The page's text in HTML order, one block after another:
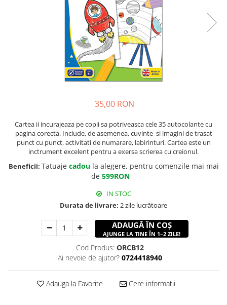
35,00 RON
Cartea ii incurajeaza pe copii sa potriveasca cele 35 autocolante cu
pagina corecta. Include, de asemenea, cuvinte si imagini de trasat
punct cu punct, activitati de numarare, labirinturi. Cartea este un
inctrument excelent pentru a exersa scrierea cu creionul.
Beneficii: Tatuaje cadoula alegere, pentru comenzile mai mai
de 599RON
IN STOC
Durata de livrare: 2 zile lucrătoare
ADAUGĂ ÎN COȘ
AJUNGE LA TINE ÎN 1–2 ZILE!
Cod Produs: ORCB12
Ai nevoie de ajutor? 0724418940
Adauga la Favorite Cere informatii